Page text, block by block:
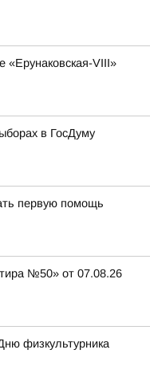
«Ерунаковская-VIII»
в ГосДуму
первую помощь
№50» от 07.08.26
физкультурника